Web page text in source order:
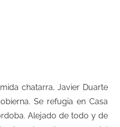
chatarra, Javier Duarte
Se refugia en Casa
Alejado de todo y de